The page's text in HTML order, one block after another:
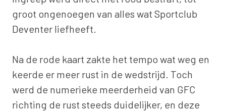
groot ongenoegen van alles wat Sportclub
Deventer liefheeft.
Na de rode kaart zakte het tempo wat weg en
keerde er meer rust in de wedstrijd. Toch
werd de numerieke meerderheid van GFC
richting de rust steeds duidelijker, en deze